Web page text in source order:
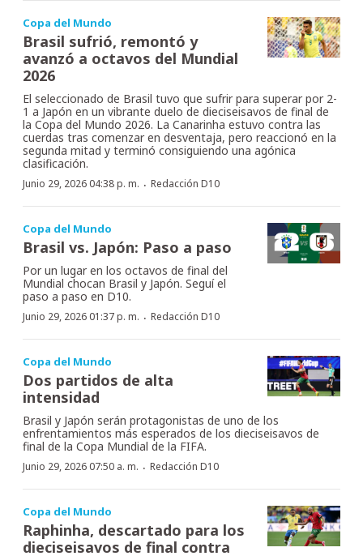
Copa del Mundo
Brasil sufrió, remontó y
avanzó a octavos del Mundial
2026
El seleccionado de Brasil tuvo que sufrir para superar por 2-
1 a Japón en un vibrante duelo de dieciseisavos de final de
la Copa del Mundo 2026. La Canarinha estuvo contra las
cuerdas tras comenzar en desventaja, pero reaccionó en la
segunda mitad y terminó consiguiendo una agónica
clasificación.
Junio 29, 2026 04:38 p. m. · Redacción D10
Copa del Mundo
Brasil vs. Japón: Paso a paso
Por un lugar en los octavos de final del
Mundial chocan Brasil y Japón. Seguí el
paso a paso en D10.
Junio 29, 2026 01:37 p. m. · Redacción D10
Copa del Mundo
Dos partidos de alta
intensidad
Brasil y Japón serán protagonistas de uno de los
enfrentamientos más esperados de los dieciseisavos de
final de la Copa Mundial de la FIFA.
Junio 29, 2026 07:50 a. m. · Redacción D10
Copa del Mundo
Raphinha, descartado para los
dieciseisavos de final contra